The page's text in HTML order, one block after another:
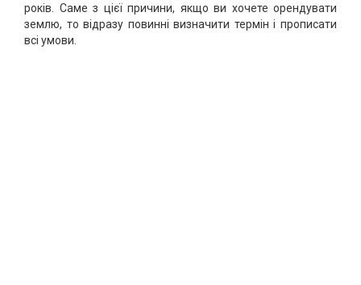
років. Саме з цієї причини, якщо ви хочете орендувати
землю, то відразу повинні визначити термін і прописати
всі умови.